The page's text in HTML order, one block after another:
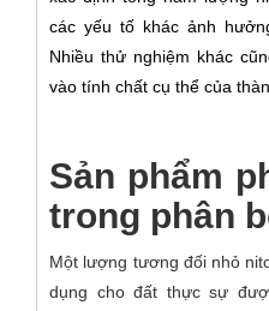
các yếu tố khác ảnh
Nhiều thử nghiệm khác
vào tính chất cụ thể của
Sản phẩm
trong phân
Một lượng tương đối nhỏ
dụng cho đất thực sự